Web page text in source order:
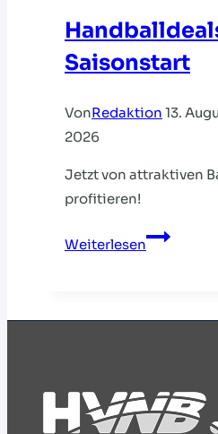
Saisonstart
VonRedaktion 13.
2026
Jetzt von attraktiven
profitieren!
Weiterlesen